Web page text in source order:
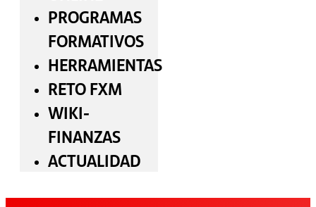
PROGRAMAS
FORMATIVOS
HERRAMIENTAS
RETO FXM
WIKI-
FINANZAS
ACTUALIDAD